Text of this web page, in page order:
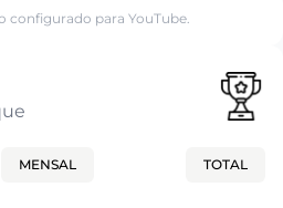
para YouTube.
MENSAL TOTAL